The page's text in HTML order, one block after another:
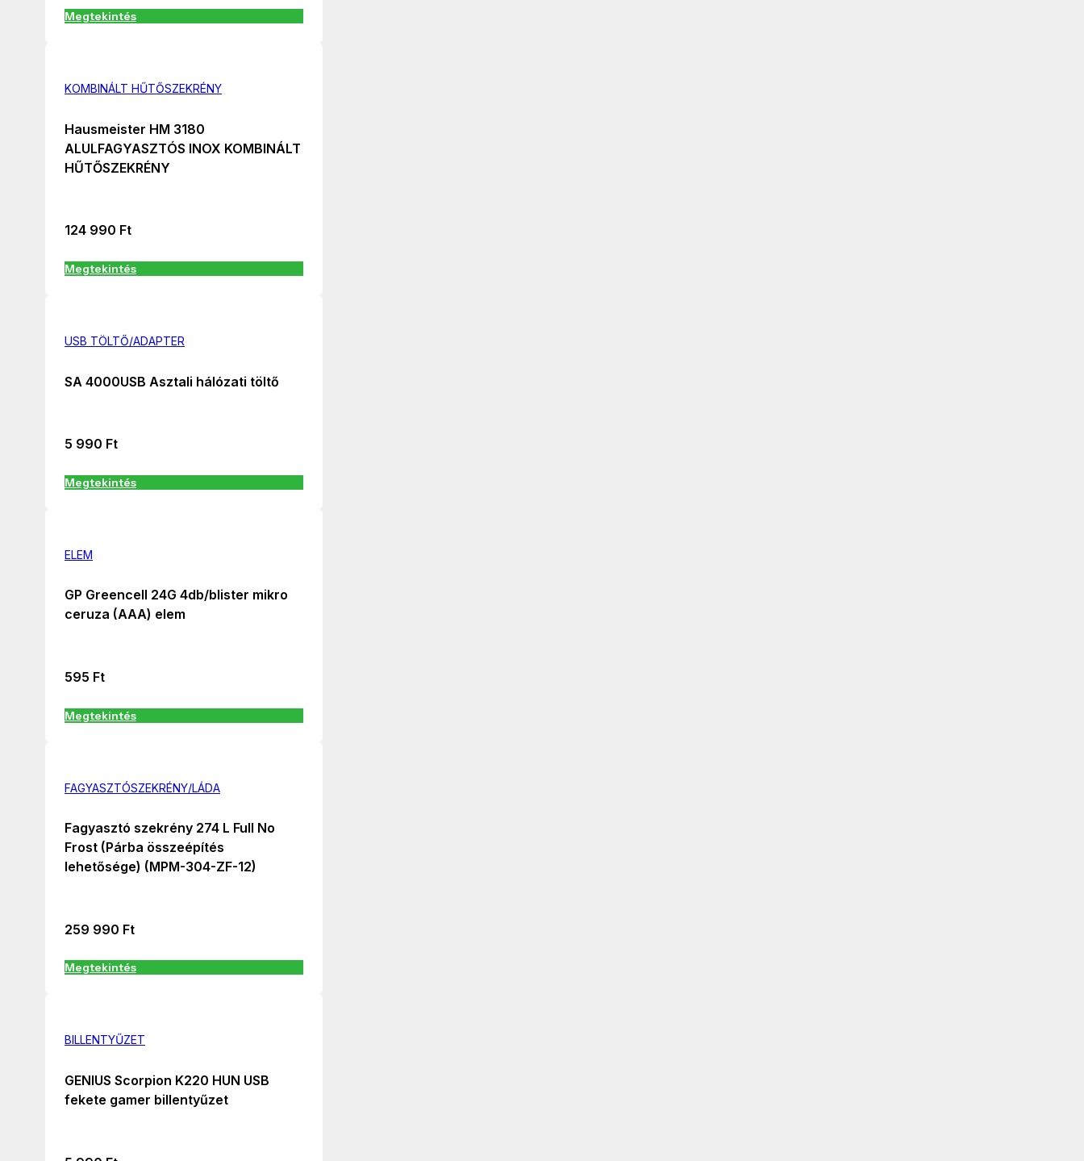
Megtekintés
KOMBINÁLT HŰTŐSZEKRÉNY
Hausmeister HM 3180
ALULFAGYASZTÓS INOX KOMBINÁLT
HŰTŐSZEKRÉNY
124 990 Ft
Megtekintés
USB TÖLTŐ/ADAPTER
SA 4000USB Asztali hálózati töltő
5 990 Ft
Megtekintés
ELEM
GP Greencell 24G 4db/blister mikro
ceruza (AAA) elem
595 Ft
Megtekintés
FAGYASZTÓSZEKRÉNY/LÁDA
Fagyasztó szekrény 274 L Full No
Frost (Párba összeépítés
lehetősége) (MPM-304-ZF-12)
259 990 Ft
Megtekintés
BILLENTYŰZET
GENIUS Scorpion K220 HUN USB
fekete gamer billentyűzet